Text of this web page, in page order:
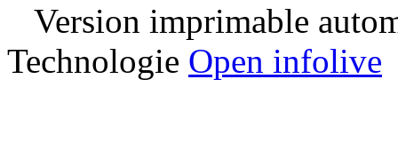
Version imprimable
Technologie Open infolive